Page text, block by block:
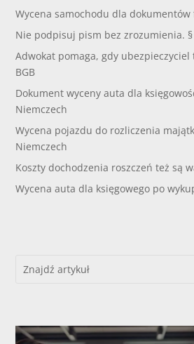
Wycena samochodu dla dokumentów
Nie podpisuj pism bez zrozumienia. §
Adwokat pomaga, gdy ubezpieczyciel
BGB
Dokument wyceny auta dla
Niemczech
Wycena pojazdu do rozliczenia
Niemczech
Koszty dochodzenia roszczeń też są
Wycena auta dla księgowego po